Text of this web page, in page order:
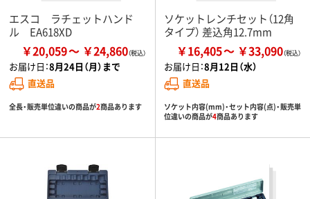
エスコ ラチェットハンド
ル EA618XD
￥20,059 ￥24,860
お届け日：8月24日（月）まで
直送品
全長・販売単位違いの商品が2商品あります
ソケットレンチセット（12角
タイプ） 差込角12.7mm
￥16,405 ￥33,090
お届け日：8月12日（水）
直送品
ソケット内容(mm)・セット内容(点)・販売単
位違いの商品が4商品あります